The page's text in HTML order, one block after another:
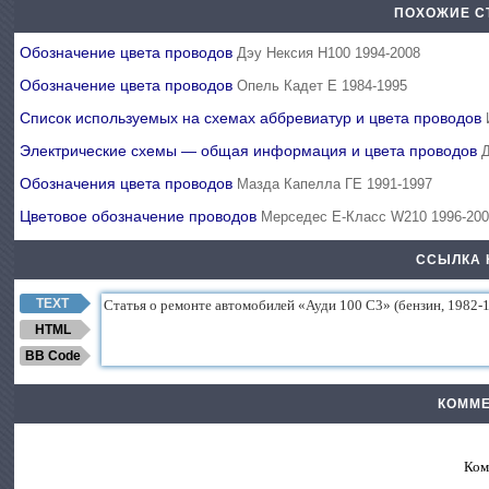
ПОХОЖИЕ
Обозначение цвета проводов Дэу Нексия Н100 1994-2008
Обозначение цвета проводовОпель Кадет Е 1984-1995
Список используемых на схемах аббревиатур и цвета проводов
Электрические схемы — общая информация и цвета проводов
Обозначения цвета проводов Мазда Капелла ГЕ 1991-1997
Цветовое обозначение проводов Мерседес E-Класс W210 1996-
ССЫЛКА
TEXT
HTML
BB Code